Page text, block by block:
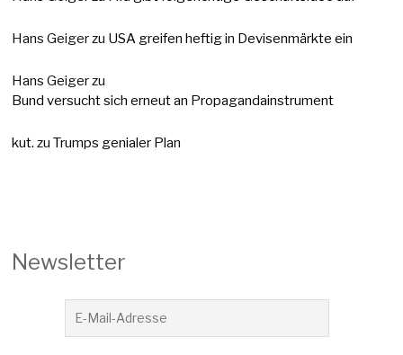
Hans Geigerzu USA greifen heftig in Devisenmärkte ein
Hans Geigerzu
Bund versucht sich erneut an Propagandainstrument
kut. zuTrumps genialer Plan
Newsletter